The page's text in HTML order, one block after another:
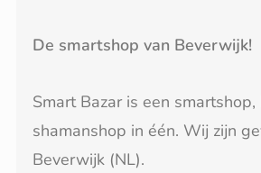
De smartshop van Beverwijk!
Smart Bazar is een
shamanshop in één. Wij zijn
Beverwijk (NL).